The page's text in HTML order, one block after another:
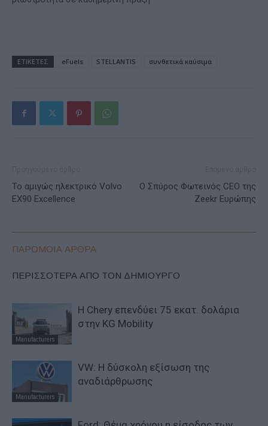
ΕΤΙΚΕΤΕΣ eFuels STELLANTIS συνθετικά καύσιμα
Το αμιγώς ηλεκτρικό Volvo
EX90 Excellence
Ο Σπύρος Φωτεινός CEO της
Zeekr Ευρώπης
ΠΑΡΟΜΟΙΑ ΑΡΘΡΑ
ΠΕΡΙΣΣΟΤΕΡΑ ΑΠΟ ΤΟΝ ΔΗΜΙΟΥΡΓΟ
Manufacturers
Η Chery επενδύει 75 εκατ. δολάρια
στην KG Mobility
Manufacturers
VW: Η δύσκολη εξίσωση της
αναδιάρθρωσης